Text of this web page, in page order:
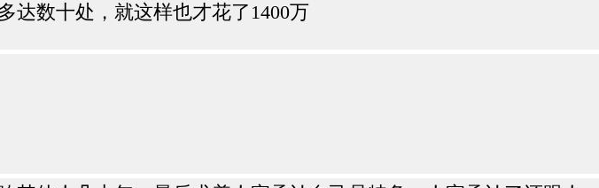
达数十处，就这样也才花了1400万